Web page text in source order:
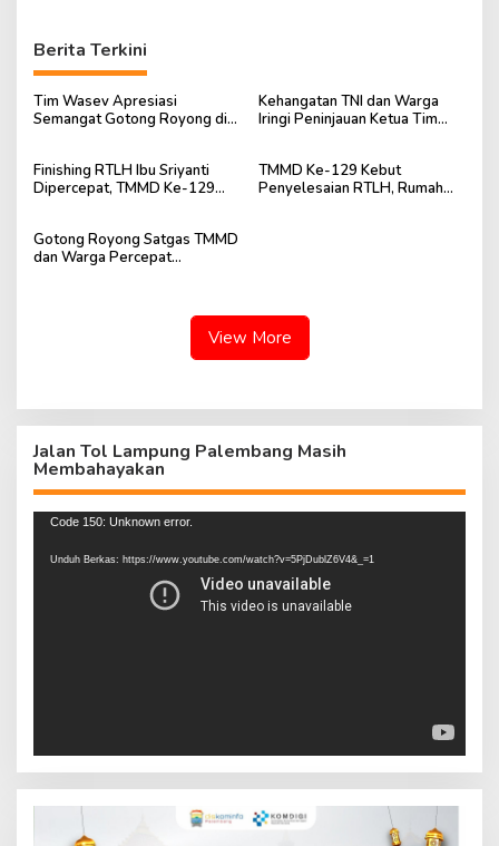
Berita Terkini
Tim Wasev Apresiasi
Semangat Gotong Royong di
Kehangatan TNI dan Warga
Iringi Peninjauan Ketua Tim
Finishing RTLH Ibu Sriyanti
Dipercepat, TMMD Ke-129
TMMD Ke-129 Kebut
Penyelesaian RTLH, Rumah
Gotong Royong Satgas TMMD
dan Warga Percepat
View More
Jalan Tol Lampung Palembang Masih
Membahayakan
Pemutar
Code 150: Unknown error.
Unduh Berkas: https://www.youtube.com/watch?v=5PjDublZ6V4&_=1